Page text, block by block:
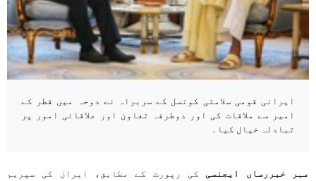
ایرانی قومی سلامتی کونسل کے سربراہ نے دوحہ میں قطر کے
امیر سے ملاقات کی اور دوطرفہ تعاون اور علاقائی امور پر
تبادلہ خیال کیا۔
مہر خبررساں ایجنسیکی رپورٹ کے مطابق، ایران کی سپریم